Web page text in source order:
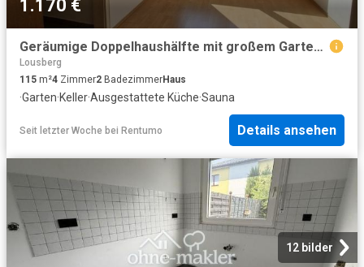
1.170 €
Geräumige Doppelhaushälfte mit großem Garten in ruhiger Lage von Düren Merken – ab dem 01.11.2026
Lousberg
115 m²4 Zimmer2 BadezimmerHaus
·Garten·Keller·Ausgestattete Küche·Sauna
Seit letzter Woche bei Rentumo Details ansehen
12 bilder